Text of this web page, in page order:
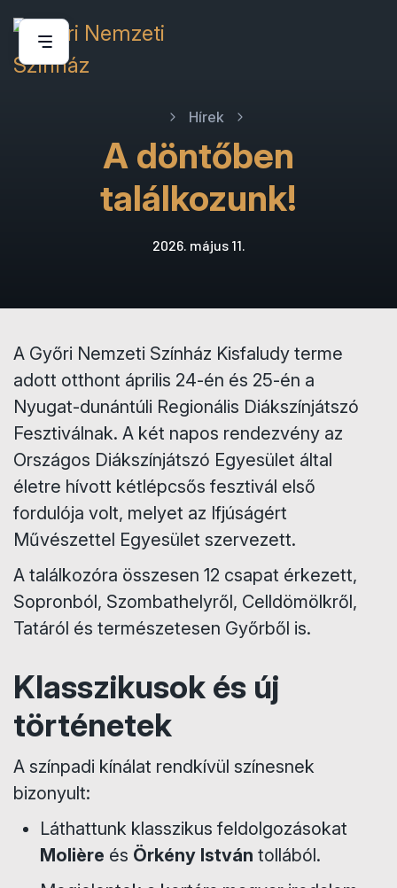
Hírek
A döntőben
találkozunk!
2026. május 11.
A Győri Nemzeti Színház Kisfaludy terme
adott otthont április 24-én és 25-én a
Nyugat-dunántúli Regionális Diákszínjátszó
Fesztiválnak. A két napos rendezvény az
Országos Diákszínjátszó Egyesület által
életre hívott kétlépcsős fesztivál első
fordulója volt, melyet az Ifjúságért
Művészettel Egyesület szervezett.
A találkozóra összesen 12 csapat érkezett,
Sopronból, Szombathelyről, Celldömölkről,
Tatáról és természetesen Győrből is.
Klasszikusok és új
történetek
A színpadi kínálat rendkívül színesnek
bizonyult:
Láthattunk klasszikus feldolgozásokat
Molière és Örkény István tollából.